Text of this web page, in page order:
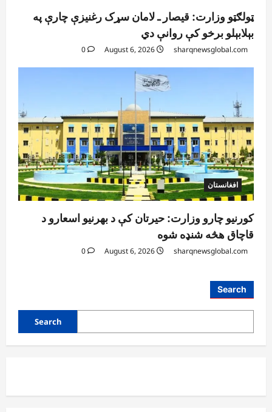
ټولګټو وزارت: قیصار ـ لامان سړک رغنیزې چارې په
بېلابېلو برخو کې روانې دي
sharqnewsglobal.com
0
افغانستان
کورنیو چارو وزارت: حیرتان کې د بهرنیو اسعارو د
قاچاق هڅه شنډه شوه
sharqnewsglobal.com
0
Search
Search